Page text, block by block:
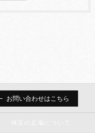
お問い合わせはこちら